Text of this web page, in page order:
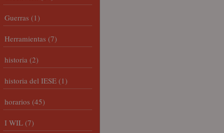
Guerras (1)
Herramientas (7)
historia (2)
historia del IESE (1)
horarios (45)
I WIL (7)